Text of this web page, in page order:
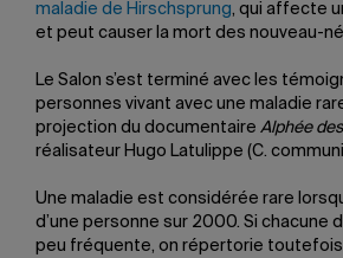
maladie de Hirschsprung, qui affecte
et peut causer la mort des nouveau-
Le Salon s’est terminé avec les
personnes vivant avec une maladie
projection du documentaire Alphée
réalisateur Hugo Latulippe (C.
Une maladie est considérée rare
d’une personne sur 2000. Si chacune
peu fréquente, on répertorie